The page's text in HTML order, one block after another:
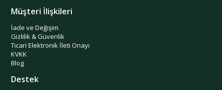
Müşteri İlişkileri
İade ve Değişim
Gizlilik & Güvenlik
Ticari Elektronik İleti Onayı
KVKK
Blog
Destek